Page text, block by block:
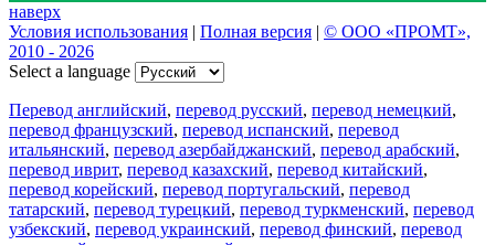
наверх
Условия использования | Полная версия | © ООО «ПРОМТ»,
2010 - 2026
Select a language
Перевод английский, перевод русский, перевод немецкий,
перевод французский, перевод испанский, перевод
итальянский, перевод азербайджанский, перевод арабский,
перевод иврит, перевод казахский, перевод китайский,
перевод корейский, перевод португальский, перевод
татарский, перевод турецкий, перевод туркменский, перевод
узбекский, перевод украинский, перевод финский, перевод